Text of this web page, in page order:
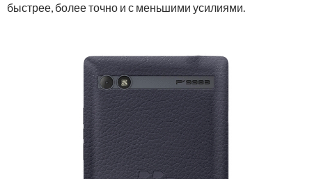
быстрее, более точно и с меньшими усилиями.